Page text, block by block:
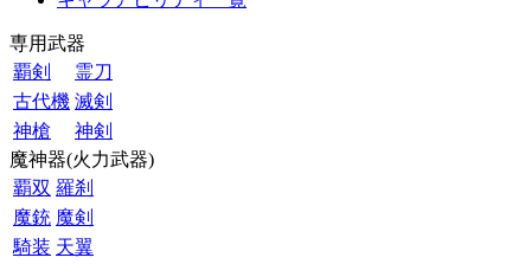
専用武器
覇剣
霊刀
古代機 滅剣
神槍
神剣
魔神器(火力武器)
覇双 羅刹
魔銃 魔剣
騎装 天翼